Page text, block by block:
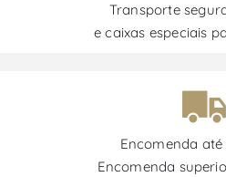
Transporte
e caixas especiais
Encomenda
Encomenda